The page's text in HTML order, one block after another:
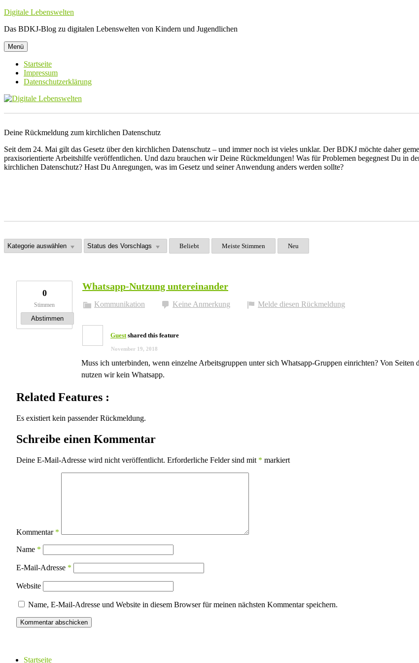
Zum
springen
Digitale Lebenswelten
Das BDKJ-Blog zu digitalen Lebenswelten von Kindern und Jugendlichen
Menü
Startseite
Impressum
Datenschutzerklärung
Deine Rückmeldung zum kirchlichen Datenschutz
Seit dem 24. Mai gilt das Gesetz über den kirchlichen Datenschutz – und immer noch ist vieles unklar. Der BDKJ möchte daher
praxisorientierte Arbeitshilfe veröffentlichen. Und dazu brauchen wir Deine Rückmeldungen! Was für Problemen begegnest Du in
kirchlichen Datenschutz? Hast Du Anregungen, was im Gesetz und seiner Anwendung anders werden sollte?
Beliebt Meiste Stimmen Neu
0
Stimmen
Abstimmen
Whatsapp-Nutzung untereinander
Kommunikation Keine Anmerkung Melde diesen Rückmeldung
Guestshared this feature
November 19, 2018
Muss ich unterbinden, wenn einzelne Arbeitsgruppen unter sich Whatsapp-Gruppen einrichten? Von
nutzen wir kein Whatsapp.
Related Features :
Es existiert kein passender Rückmeldung.
Schreibe einen Kommentar
Deine E-Mail-Adresse wird nicht veröffentlicht. Erforderliche Felder sind mit * markiert
Kommentar *
Name *
E-Mail-Adresse *
Website
Name, E-Mail-Adresse und Website in diesem Browser für meinen nächsten Kommentar speichern.
Startseite